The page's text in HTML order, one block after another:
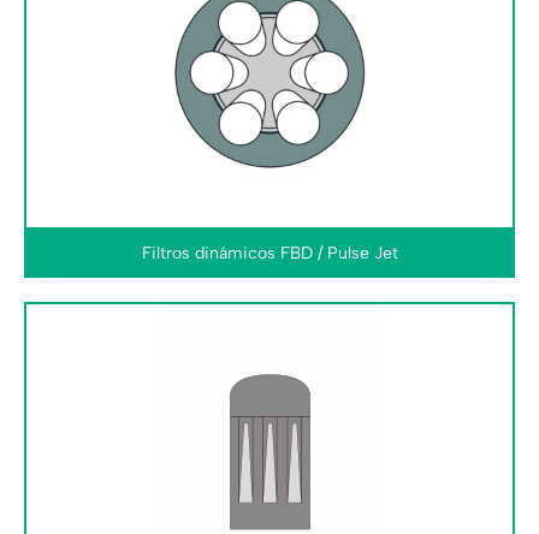
Filtros dinámicos FBD / Pulse Jet